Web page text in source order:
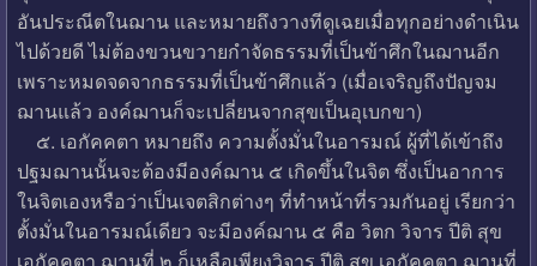
อันประณีตในฌาน และหมายถึงวางทีดูเฉยเมื่อทุกอย่างดำเนิน
ไปด้วยดี ไม่ต้องขวนขวายกำจัดธรรมที่เป็นข้าศึกในฌานอีก
เพราะหมดจดจากธรรมที่เป็นข้าศึกแล้ว (เมื่อเจริญถึงปัญจม
ฌานแล้ว องค์ฌานก็จะเปลี่ยนจากสุขเป็นอุเบกขา)
๕. เอกัคคตา หมายถึง ความตั้งมั่นในอารมณ์ ผู้ที่ได้เข้าถึง
ปฐมฌานนั้นจะต้องมีองค์ฌาน ๕ เกิดขึ้นในจิต ซึ่งเป็นอาการ
ในจิตเองหรือว่าเป็นเจตสิกต่างๆ ที่ทำหน้าที่รวมกันอยู่ เรียกว่า
ตั้งมั่นในอารมณ์เดียว จะมีองค์ฌาน ๕ คือ วิตก วิจาร ปีติ สุข
เอกัคคตา ฌานที่ ๒ ก็เหลือเพียงวิจาร ปีติ สุข เอกัคคตา ฌานที่